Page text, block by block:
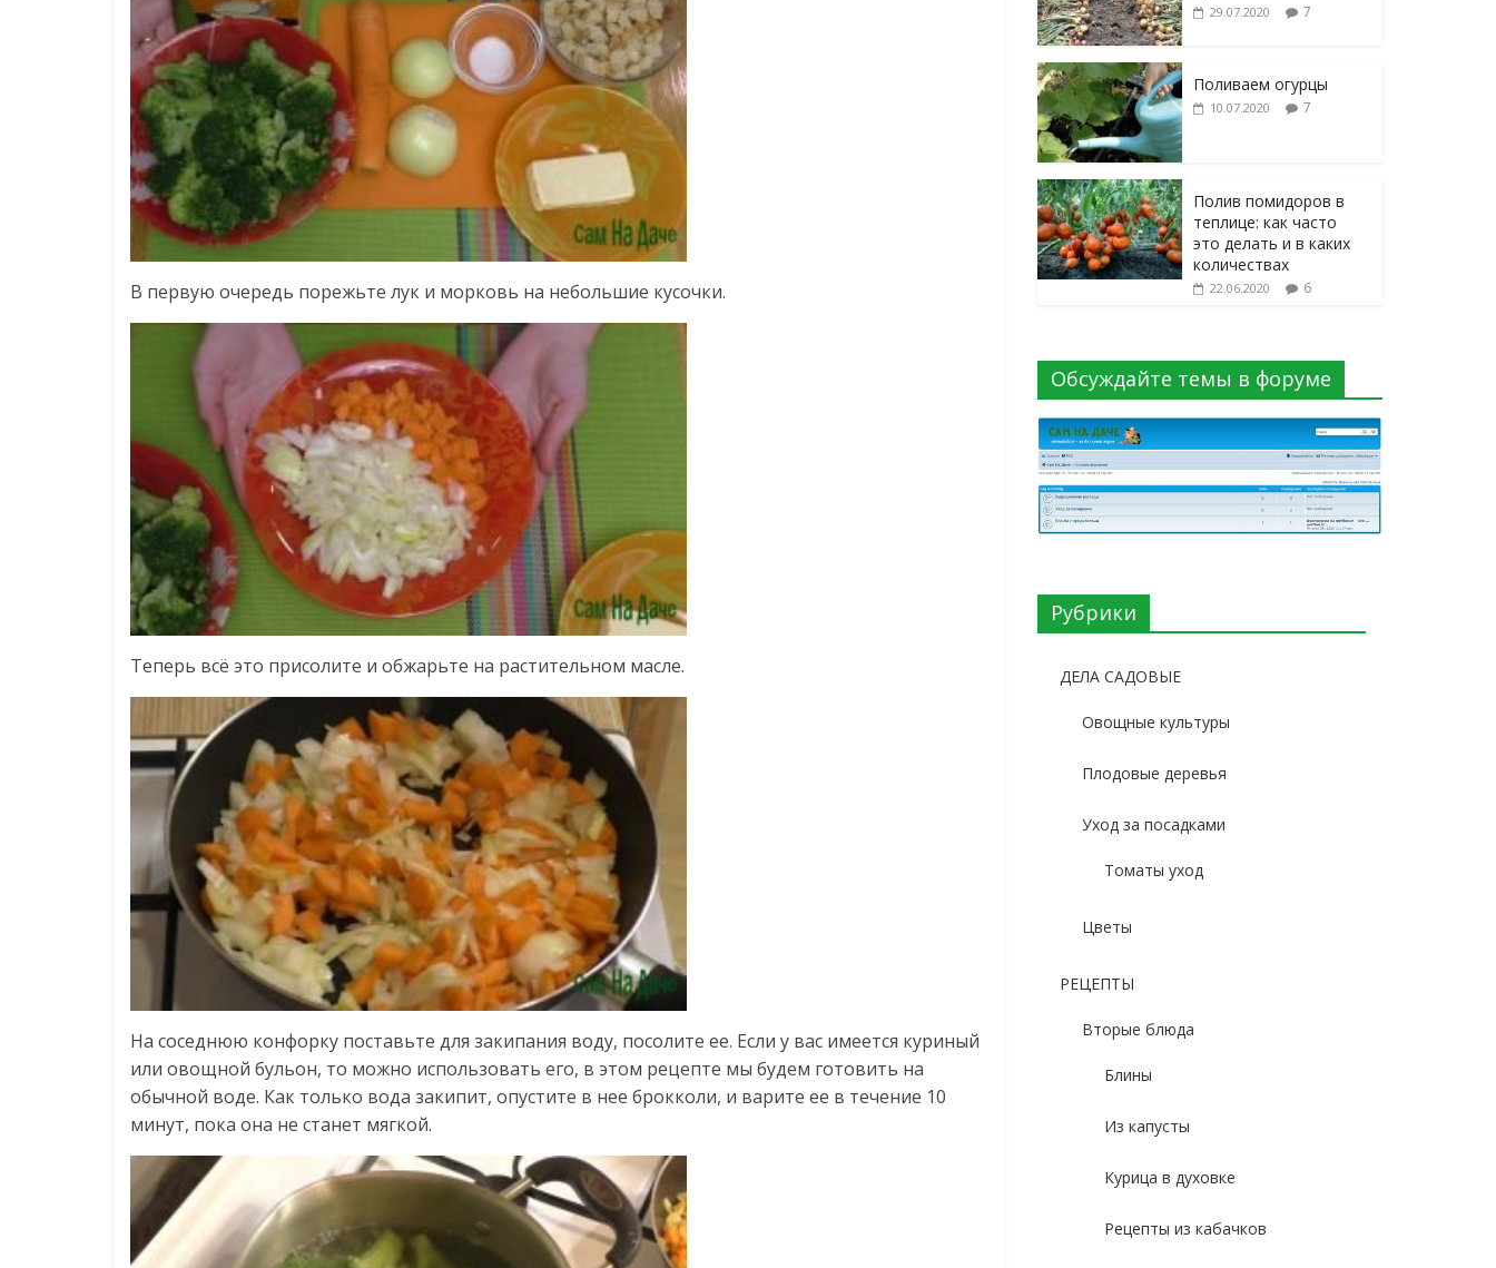
В первую очередь порежьте лук и морковь на небольшие кусочки.
Теперь всё это присолите и обжарьте на растительном масле.
На соседнюю конфорку поставьте для закипания воду, посолите ее. Если у вас имеется куриный
или овощной бульон, то можно использовать его, в этом рецепте мы будем готовить на
обычной воде. Как только вода закипит, опустите в нее брокколи, и варите ее в течение 10
минут, пока она не станет мягкой.
29.07.2020 7
Поливаем огурцы
10.07.2020 7
Полив помидоров в
теплице: как часто
это делать и в каких
количествах
22.06.2020 6
Обсуждайте темы в форуме
Рубрики
ДЕЛА САДОВЫЕ
Овощные культуры
Плодовые деревья
Уход за посадками
Томаты уход
Цветы
РЕЦЕПТЫ
Вторые блюда
Блины
Из капусты
Курица в духовке
Рецепты из кабачков